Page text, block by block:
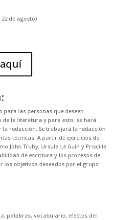
22 de agosto)
para las personas que deseen
de la literatura y para esto, se hará
la redacción. Se trabajará la redacción
técnicas. A partir de ejercicios de
John Truby, Ursula Le Guin y Priscilla
de escritura y los procesos de
los objetivos deseados por el grupo
palabras, vocabulario, efectos del